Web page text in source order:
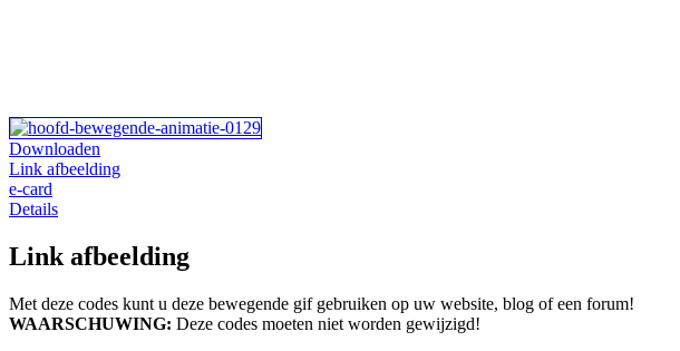
Downloaden
Link afbeelding
e-card
Details
Link afbeelding
Met deze codes kunt u deze bewegende gif gebruiken op uw website, blog of een forum!
WAARSCHUWING: Deze codes moeten niet worden gewijzigd!